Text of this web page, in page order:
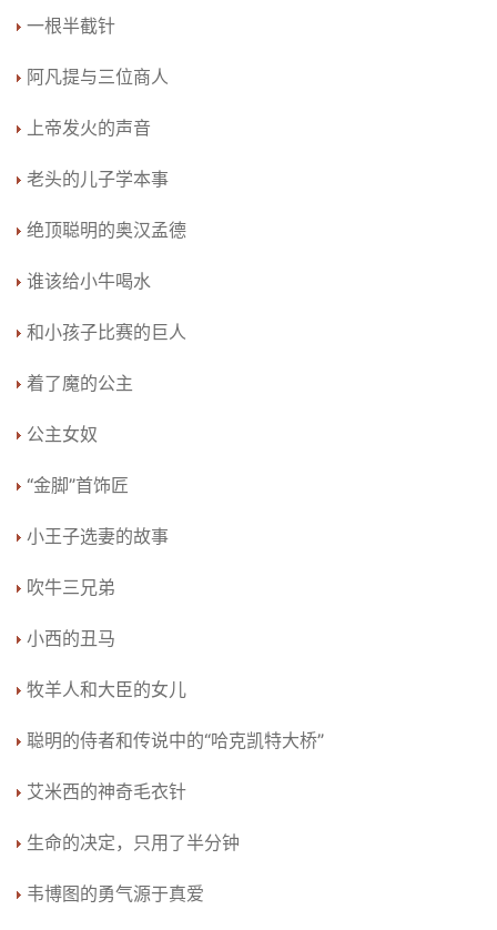
一根半截针
阿凡提与三位商人
上帝发火的声音
老头的儿子学本事
绝顶聪明的奥汉孟德
谁该给小牛喝水
和小孩子比赛的巨人
着了魔的公主
公主女奴
“金脚”首饰匠
小王子选妻的故事
吹牛三兄弟
小西的丑马
牧羊人和大臣的女儿
聪明的侍者和传说中的“哈克凯特大桥”
艾米西的神奇毛衣针
生命的决定，只用了半分钟
韦博图的勇气源于真爱